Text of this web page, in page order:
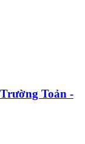
Toản -